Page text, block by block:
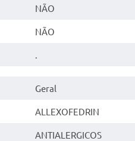
NÃO
NÃO
Geral
ALLEXOFEDRIN
ANTIALERGICOS